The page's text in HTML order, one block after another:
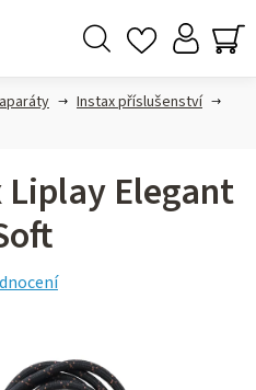
Instax příslušenství
Elegant